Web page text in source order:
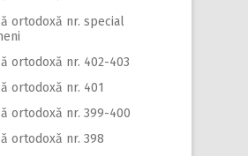
ortodoxă nr. special
ortodoxă nr. 402-403
ortodoxă nr. 401
ortodoxă nr. 399-400
ortodoxă nr. 398